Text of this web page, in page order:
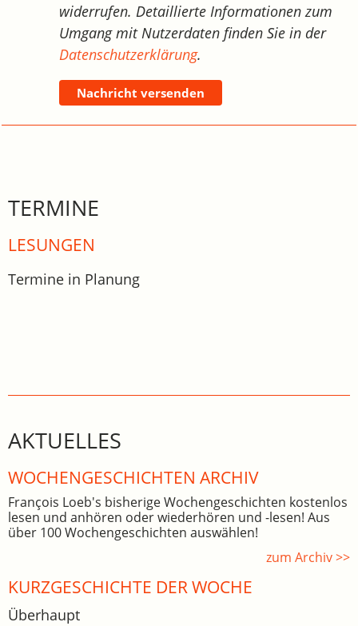
widerrufen. Detaillierte Informationen zum
Umgang mit Nutzerdaten finden Sie in der
Datenschutzerklärung.
Nachricht versenden
TERMINE
LESUNGEN
Termine in Planung
AKTUELLES
WOCHEN­GE­SCHICHTEN ARCHIV
François Loeb's bisherige Wochengeschichten kostenlos
lesen und anhören oder wiederhören und -lesen! Aus
über 100 Wochengeschichten auswählen!
zum Archiv >>
KURZGESCHICHTE DER WOCHE
Überhaupt